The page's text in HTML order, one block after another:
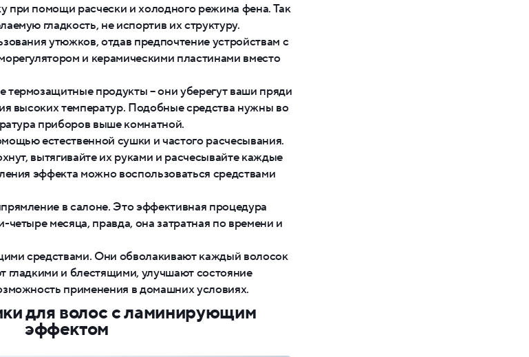
при помощи расчески и холодного режима фена. Так
гладкость, не испортив их структуру.
утюжков, отдав предпочтение устройствам с
и керамическими пластинами вместо
термозащитные продукты – они уберегут ваши пряди
высоких температур. Подобные средства нужны во
приборов выше комнатной.
естественной сушки и частого расчесывания.
вытягивайте их руками и расчесывайте каждые
эффекта можно воспользоваться средствами
в салоне. Это эффективная процедура
месяца, правда, она затратная по времени и
средствами. Они обволакивают каждый волосок
гладкими и блестящими, улучшают состояние
применения в домашних условиях.
для волос с ламинирующим
эффектом